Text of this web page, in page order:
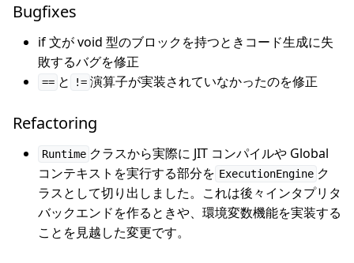
Bugfixes
if 文が void 型のブロックを持つときコード生成に失
敗するバグを修正
== と != 演算子が実装されていなかったのを修正
Refactoring
Runtime クラスから実際に JIT コンパイルや Global
コンテキストを実行する部分を ExecutionEngine ク
ラスとして切り出しました。これは後々インタプリタ
バックエンドを作るときや、環境変数機能を実装する
ことを見越した変更です。